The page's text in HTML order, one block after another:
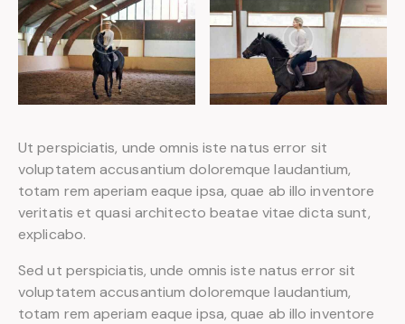
Ut perspiciatis, unde omnis iste natus error sit
voluptatem accusantium doloremque laudantium,
totam rem aperiam eaque ipsa, quae ab illo inventore
veritatis et quasi architecto beatae vitae dicta sunt,
explicabo.
Sed ut perspiciatis, unde omnis iste natus error sit
voluptatem accusantium doloremque laudantium,
totam rem aperiam eaque ipsa, quae ab illo inventore